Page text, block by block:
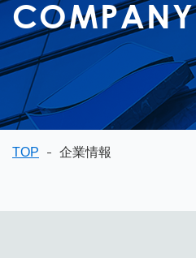
COMPANY
TOP 企業情報